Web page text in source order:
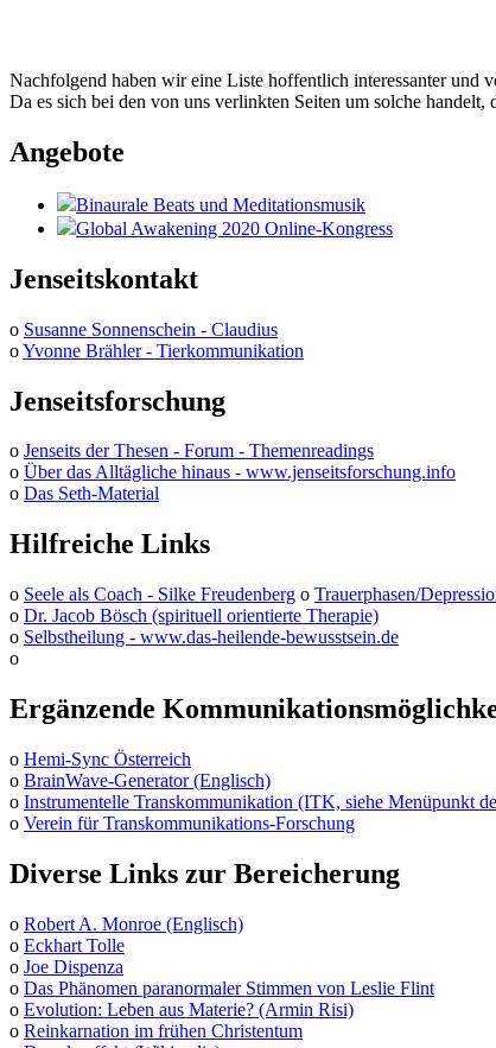
Nachfolgend haben wir eine Liste hoffentlich interessanter und
Da es sich bei den von uns verlinkten Seiten um solche
Angebote
Binaurale Beats und Meditationsmusik
Global Awakening 2020 Online-Kongress
Jenseitskontakt
o Susanne Sonnenschein - Claudius
oYvonne Brähler - Tierkommunikation
Jenseitsforschung
o Jenseits der Thesen - Forum - Themenreadings
o Über das Alltägliche hinaus - www.jenseitsforschung.info
o Das Seth-Material
Hilfreiche Links
o Seele als Coach - Silke Freudenberg o Trauerphasen/
o Dr. Jacob Bösch (spirituell orientierte Therapie)
o Selbstheilung - www.das-heilende-bewusstsein.de
o
Ergänzende
o Hemi-Sync Österreich
o BrainWave-Generator (Englisch)
o Instrumentelle Transkommunikation (ITK, siehe Menüpunkt
o Verein für Transkommunikations-Forschung
Diverse Links zur Bereicherung
o Robert A. Monroe (Englisch)
o Eckhart Tolle
o Joe Dispenza
o Das Phänomen paranormaler Stimmen von Leslie Flint
o Evolution: Leben aus Materie? (Armin Risi)
o Reinkarnation im frühen Christentum